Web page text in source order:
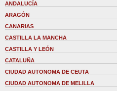
ANDALUCÍA
ARAGÓN
CANARIAS
CASTILLA LA MANCHA
CASTILLA Y LEÓN
CATALUÑA
CIUDAD AUTONOMA DE CEUTA
CIUDAD AUTONOMA DE MELILLA